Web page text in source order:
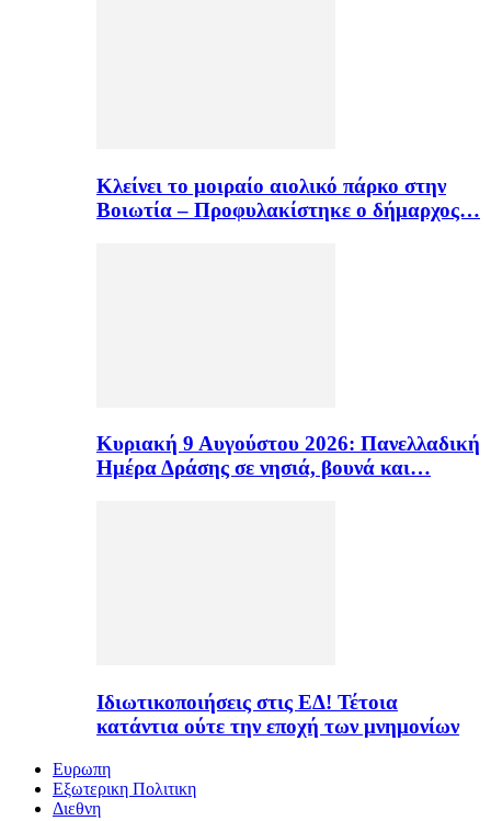
Κλείνει το μοιραίο αιολικό πάρκο στην
Βοιωτία – Προφυλακίστηκε ο δήμαρχος…
Κυριακή 9 Αυγούστου 2026: Πανελλαδική
Ημέρα Δράσης σε νησιά, βουνά και…
Ιδιωτικοποιήσεις στις ΕΔ! Τέτοια
κατάντια ούτε την εποχή των μνημονίων
Ευρωπη
Εξωτερικη Πολιτικη
Διεθνη